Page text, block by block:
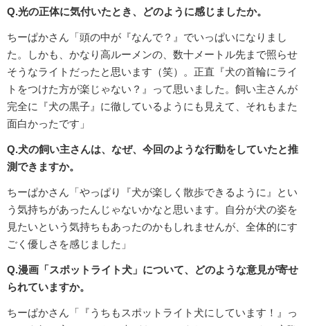
Q.光の正体に気付いたとき、どのように感じましたか。
ちーぱかさん「頭の中が『なんで？』でいっぱいになりまし
た。しかも、かなり高ルーメンの、数十メートル先まで照らせ
そうなライトだったと思います（笑）。正直『犬の首輪にライ
トをつけた方が楽じゃない？』って思いました。飼い主さんが
完全に『犬の黒子』に徹しているようにも見えて、それもまた
面白かったです」
Q.犬の飼い主さんは、なぜ、今回のような行動をしていたと推
測できますか。
ちーぱかさん「やっぱり『犬が楽しく散歩できるように』とい
う気持ちがあったんじゃないかなと思います。自分が犬の姿を
見たいという気持ちもあったのかもしれませんが、全体的にす
ごく優しさを感じました」
Q.漫画「スポットライト犬」について、どのような意見が寄せ
られていますか。
ちーぱかさん「『うちもスポットライト犬にしています！』っ